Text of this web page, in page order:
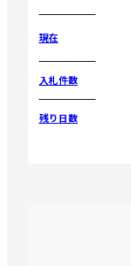
現在
入札件数
残り日数